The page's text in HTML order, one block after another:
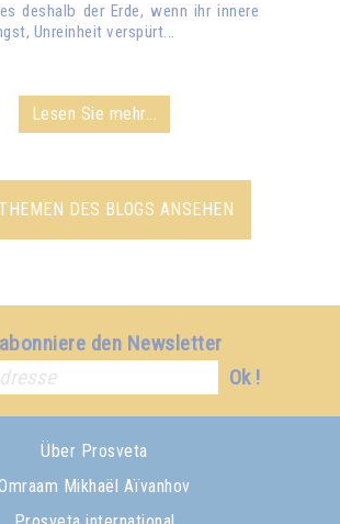
deshalb der Erde, wenn ihr innere
Unreinheit verspürt...
Lesen Sie mehr...
DES BLOGS ANSEHEN
den Newsletter
Ok !
Über Prosveta
Mikhaël Aïvanhov